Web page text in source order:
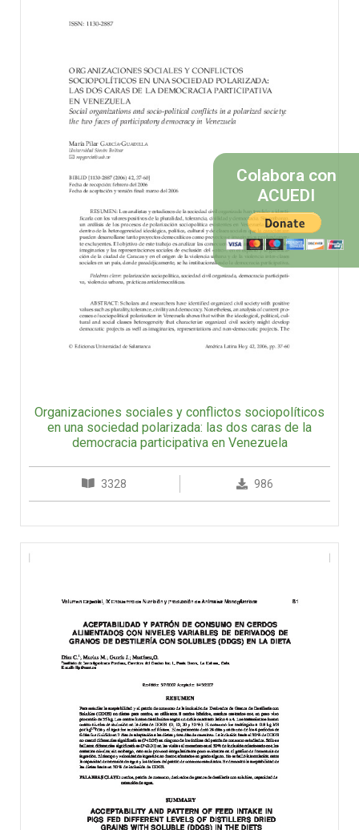
Organizaciones sociales y conflictos sociopolíticos
en una sociedad polarizada: las dos caras de la
democracia participativa en Venezuela
3328 986
Colabora con
ACUEDI